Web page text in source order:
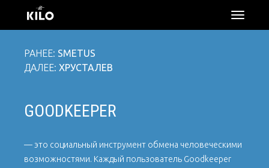
меню
РАНЕЕ: SMETUS
ДАЛЕЕ: ХРУСТАЛЕВ
GOODKEEPER
— это социальный инструмент обмена человеческими
возможностями. Каждый пользователь Goodkeeper